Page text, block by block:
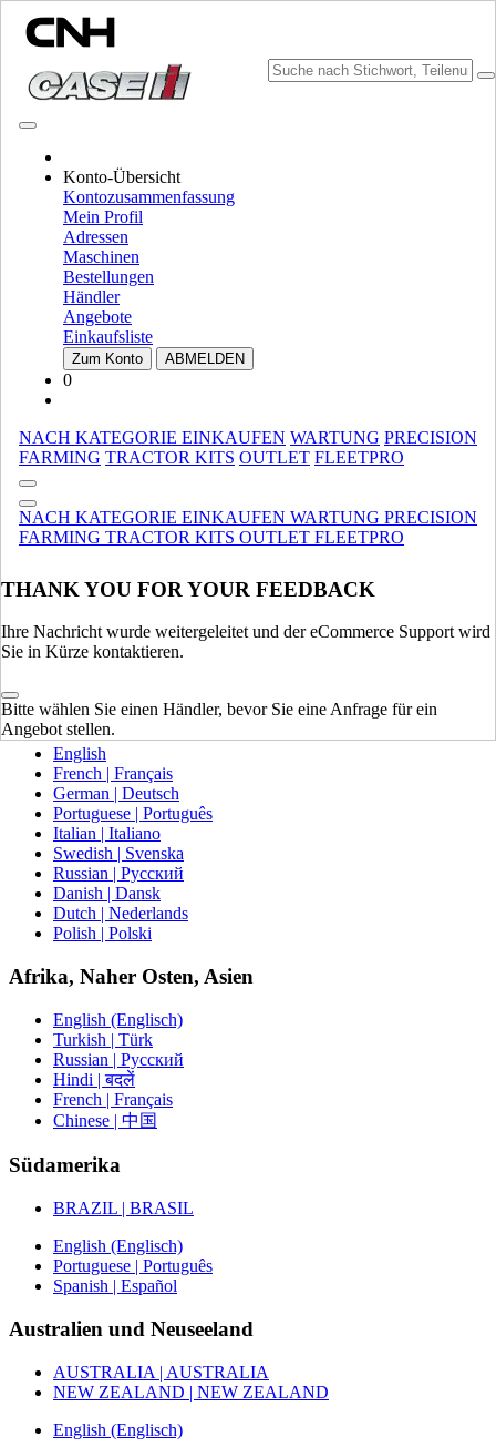
Konto-Übersicht
Kontozusammenfassung
Mein Profil
Adressen
Maschinen
Bestellungen
Händler
Angebote
Einkaufsliste
Zum Konto ABMELDEN
0
NACH KATEGORIE EINKAUFEN WARTUNG PRECISION
FARMING TRACTOR KITS OUTLET FLEETPRO
NACH KATEGORIE EINKAUFEN WARTUNG PRECISION
FARMING TRACTOR KITS OUTLET FLEETPRO
THANK YOU FOR YOUR FEEDBACK
Ihre Nachricht wurde weitergeleitet und der eCommerce Support wird
Sie in Kürze kontaktieren.
Bitte wählen Sie einen Händler, bevor Sie eine Anfrage für ein
Angebot stellen.
MARKE WÄHLEN
MARKE UND SPRACHE WÄHLEN
Nordamerika
USA
CANADA (English)
CANADA (French)
Europa
SPAIN | ESPAÑA
GERMANY | DEUTSCHLAND
ITALY | ITALIA
PORTUGAL | PORTUGAL
English
French | Français
German | Deutsch
Portuguese | Português
Italian | Italiano
Swedish | Svenska
Russian | Русский
Danish | Dansk
Dutch | Nederlands
Polish | Polski
Afrika, Naher Osten, Asien
English (Englisch)
Turkish | Türk
Russian | Русский
Hindi | बदलें
French | Français
Chinese | 中国
Südamerika
BRAZIL | BRASIL
English (Englisch)
Portuguese | Português
Spanish | Español
Australien und Neuseeland
AUSTRALIA | AUSTRALIA
NEW ZEALAND | NEW ZEALAND
English (Englisch)